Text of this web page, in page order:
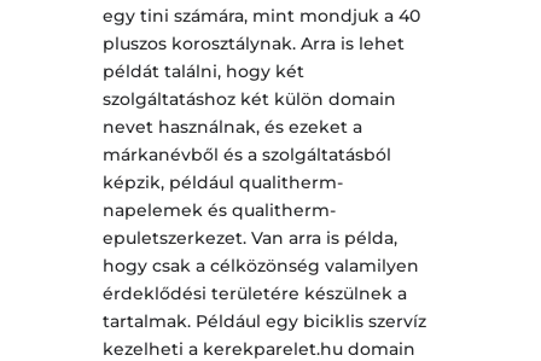
egy tini számára, mint mondjuk a 40
pluszos korosztálynak. Arra is lehet
példát találni, hogy két
szolgáltatáshoz két külön domain
nevet használnak, és ezeket a
márkanévből és a szolgáltatásból
képzik, például qualitherm-
napelemek és qualitherm-
epuletszerkezet. Van arra is példa,
hogy csak a célközönség valamilyen
érdeklődési területére készülnek a
tartalmak. Például egy biciklis szervíz
kezelheti a kerekparelet.hu domain